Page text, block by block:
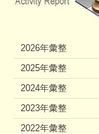
2026年彙整
2025年彙整
2024年彙整
2023年彙整
2022年彙整